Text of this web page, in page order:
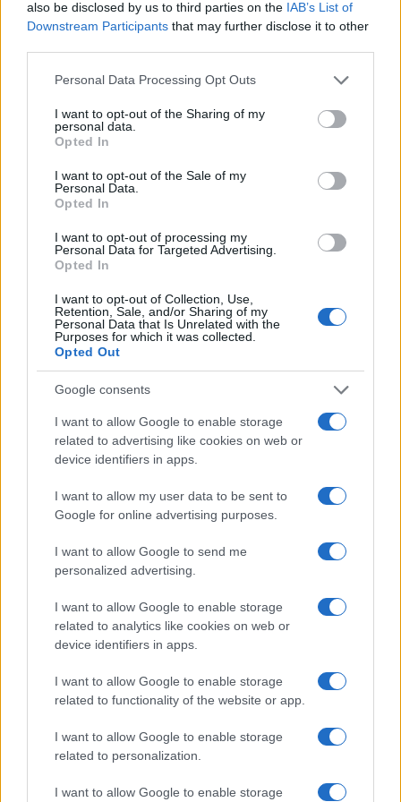
also be disclosed by us to third parties on the IAB’s List of
Downstream Participants that may further disclose it to other
Please note that this website/app uses one or more Google
not limited to your visit or usage behaviour. You may click to
grant or deny consent to Google and its third-party tags to
use your data for below specified purposes in below Google
consent section.
Personal Data Processing Opt Outs
I want to opt-out of the Sharing of my
personal data.
Opted In
I want to opt-out of the Sale of my
Personal Data.
Opted In
I want to opt-out of processing my
Personal Data for Targeted Advertising.
Opted In
I want to opt-out of Collection, Use,
Retention, Sale, and/or Sharing of my
Personal Data that Is Unrelated with the
Purposes for which it was collected.
Opted Out
Google consents
I want to allow Google to enable storage
related to advertising like cookies on web or
device identifiers in apps.
I want to allow my user data to be sent to
Google for online advertising purposes.
I want to allow Google to send me
personalized advertising.
I want to allow Google to enable storage
related to analytics like cookies on web or
device identifiers in apps.
I want to allow Google to enable storage
related to functionality of the website or app.
I want to allow Google to enable storage
related to personalization.
I want to allow Google to enable storage
δικηγόρος
ΕΛΛΑΔΑ
13/02/2025 - 13:20
ΔΣΑ: Πειθαρχική δίωξη κατά της
δικηγόρου που έκανε αναρτήσεις σε
βάρος δικαστών που ερευνούν την
υπόθεση των Τεμπών
Πειθαρχικές διώξεις σε βάρος της
δικηγόρου η οποία με αναρτήσεις της
στρέφεται σε βάρος της ηγεσίας του
Αρείου Πάγου και του εφέτη ανακριτή που
Τεμπών, ασκήθηκαν από το Δικηγορικό
Σύλλογο της Αθήνας.